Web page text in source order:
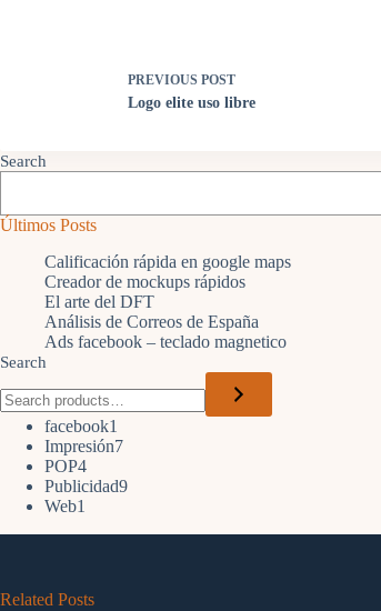
PREVIOUS POST
Logo elite uso libre
Search
Últimos Posts
Calificación rápida en google maps
Creador de mockups rápidos
El arte del DFT
Análisis de Correos de España
Ads facebook – teclado magnetico
Search
facebook1
product
Impresión77
POP44
products
Publicidad99
Web1
Related Posts